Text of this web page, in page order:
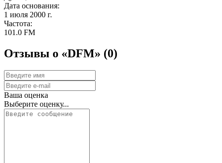
Дата основания:
1 июля 2000 г.
Частота:
101.0 FM
Отзывы о «DFM» (0)
Ваша оценка
Выберите оценку...